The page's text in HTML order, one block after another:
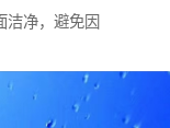
洁净，避免因